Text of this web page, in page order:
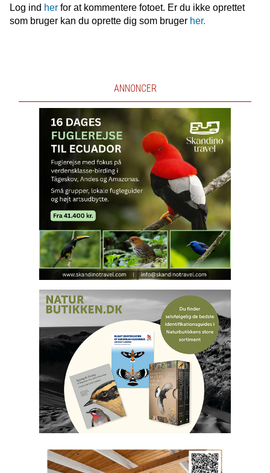
Log ind herfor at kommentere fotoet. Er du ikke oprettet
som bruger kan du oprette dig som bruger her.
ANNONCER